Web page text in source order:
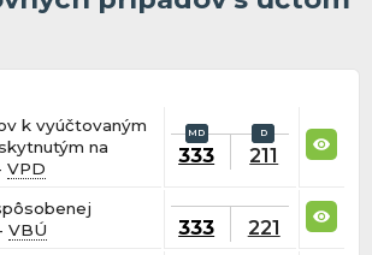
k vyúčtovaným
na
VPD
333 211
VBÚ 333 221